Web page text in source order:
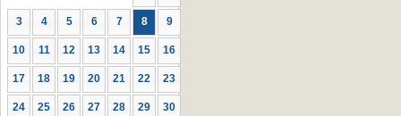
3 4 5 6 7 8 9
10 11 12 13 14 15 16
17 18 19 20 21 22 23
24 25 26 27 28 29 30